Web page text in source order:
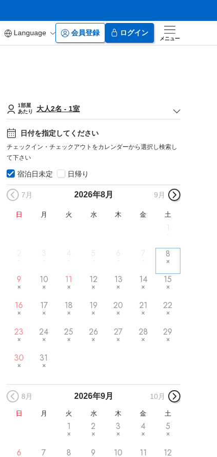
Language 会員登録 ログイン
メニュー
1部屋
あたり
大人2名 - 1室
日付を指定してください
チェックイン・チェックアウトをカレンダーから選択し検索し
て下さい
宿泊日未定 日帰り
7月 2026年8月 9月
日 月 火 水 木 金 土
2 8
9 10 11 12 13 14 15
16 17 18 19 20 21 22
23 24 25 26 27 28 29
30 31
2026年9月
8月 10月
日 月 火 水 木 金 土
1 2 3 4 5
6 7 8 9 10 11 12